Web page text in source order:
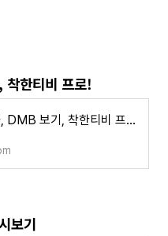
한티비 프로!
실시간 TV, 영화, DMB 보기, 착한티비 프로!
보기